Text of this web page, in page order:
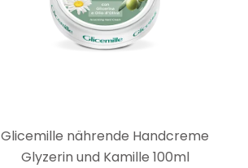
Glicemille nährende Handcreme
Glyzerin und Kamille 100ml